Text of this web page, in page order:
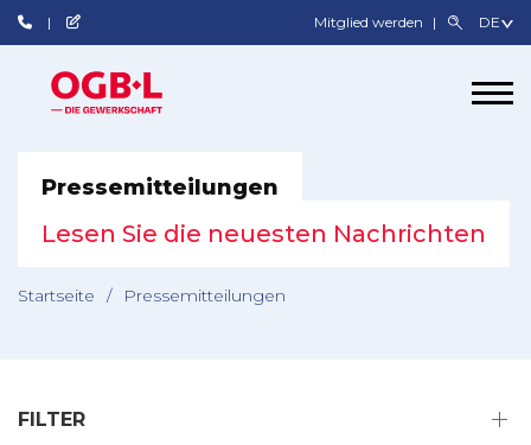
Mitglied werden
Pressemitteilungen
Lesen Sie die neuesten Nachrichten
Startseite / Pressemitteilungen
FILTER